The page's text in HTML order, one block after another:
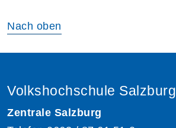
Nach oben
Volkshochschule Salzburg
Zentrale Salzburg